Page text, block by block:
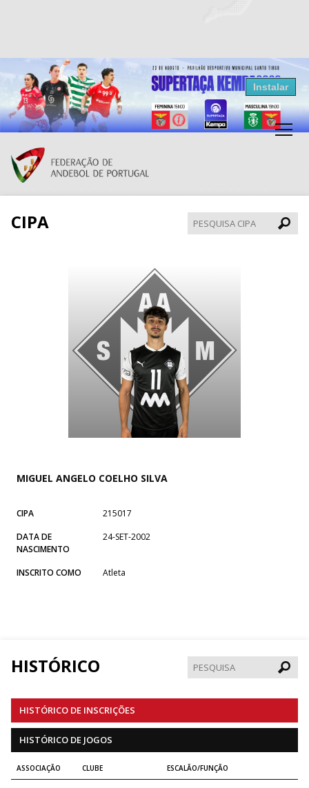
Resultados Andebol
Federação de Andebol de Portugal
Grátis - Disponivel na Play Store
Instalar
CIPA
CIPA
MIGUEL ANGELO COELHO SILVA
CIPA
215017
DATA DE
NASCIMENTO
24-SET-2002
INSCRITO COMO Atleta
HISTÓRICO
HISTÓRICO DE INSCRIÇÕES
HISTÓRICO DE JOGOS
ASSOCIAÇÃO CLUBE ESCALÃO/FUNÇÃO